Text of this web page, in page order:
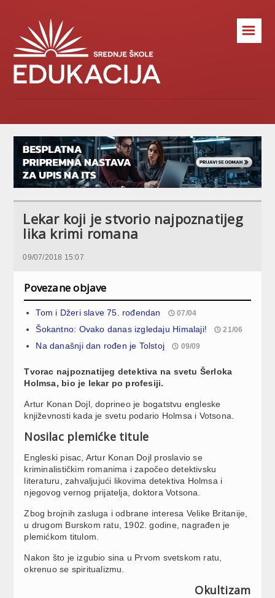
☰
Lekar koji je stvorio najpoznatijeg
lika krimi romana
09/07/2018 15:07
Povezane objave
Tom i Džeri slave 75. rođendan 07/04
Šokantno: Ovako danas izgledaju Himalaji! 21/06
Na današnji dan rođen je Tolstoj 09/09
Tvorac najpoznatijeg detektiva na svetu Šerloka
Holmsa, bio je lekar po profesiji.
Artur Konan Dojl, doprineo je bogatstvu engleske
književnosti kada je svetu podario Holmsa i Votsona.
Nosilac plemićke titule
Engleski pisac, Artur Konan Dojl proslavio se
kriminalističkim romanima i započeo detektivsku
literaturu, zahvaljujući likovima detektiva Holmsa i
njegovog vernog prijatelja, doktora Votsona.
Zbog brojnih zasluga i odbrane interesa Velike Britanije,
u drugom Burskom ratu, 1902. godine, nagrađen je
plemićkom titulom.
Nakon što je izgubio sina u Prvom svetskom ratu,
okrenuo se spiritualizmu.
Okultizam